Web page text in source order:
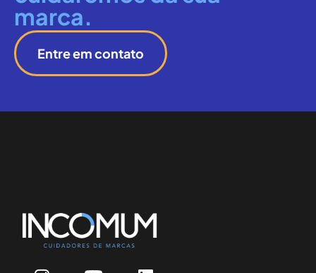
marca.
Entre em contato